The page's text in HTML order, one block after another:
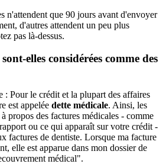
n'attendent que 90 jours avant d'envoyer
d'autres attendent un peu plus
pas là-dessus.
elles considérées comme des
: Pour le crédit et la plupart des affaires
est appelée dette médicale. Ainsi, les
propos des factures médicales - comme
ou ce qui apparaît sur votre crédit -
factures de dentiste. Lorsque ma facture
elle est apparue dans mon dossier de
médical".